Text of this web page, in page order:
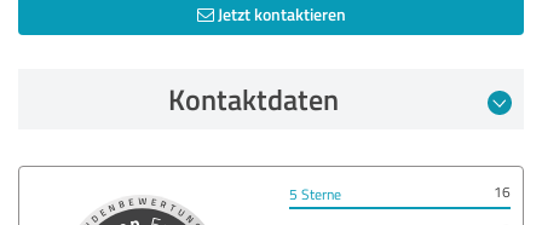
Jetzt kontaktieren
Kontaktdaten
5 Sterne
16